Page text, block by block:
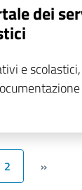
dei
e scolastici,
2 »